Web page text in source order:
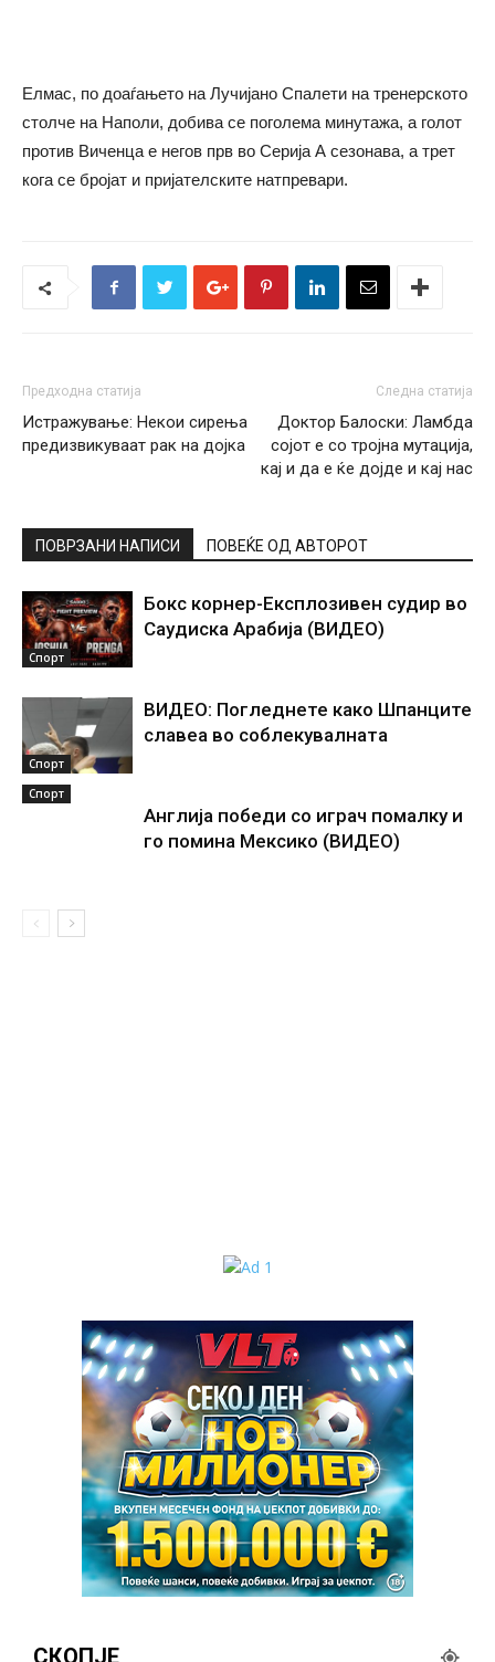
Елмас, по доаѓањето на Лучијано Спалети на тренерското
столче на Наполи, добива се поголема минутажа, a голот
против Виченца е негов прв во Серија А сезонава, а трет
кога се бројат и пријателските натпревари.
Предходна статија
Истражување: Некои сирења
предизвикуваат рак на дојка
Следна статија
Доктор Балоски: Ламбда
сојот е со тројна мутација,
кај и да е ќе дојде и кај нас
ПОВРЗАНИ НАПИСИ ПОВЕЌЕ ОД АВТОРОТ
Спорт
Бокс корнер-Експлозивен судир во
Саудиска Арабија (ВИДЕО)
Спорт
ВИДЕО: Погледнете како Шпанците
славеа во соблекувалната
Спорт
Англија победи со играч помалку и
го помина Мексико (ВИДЕО)
СКОПЈЕ